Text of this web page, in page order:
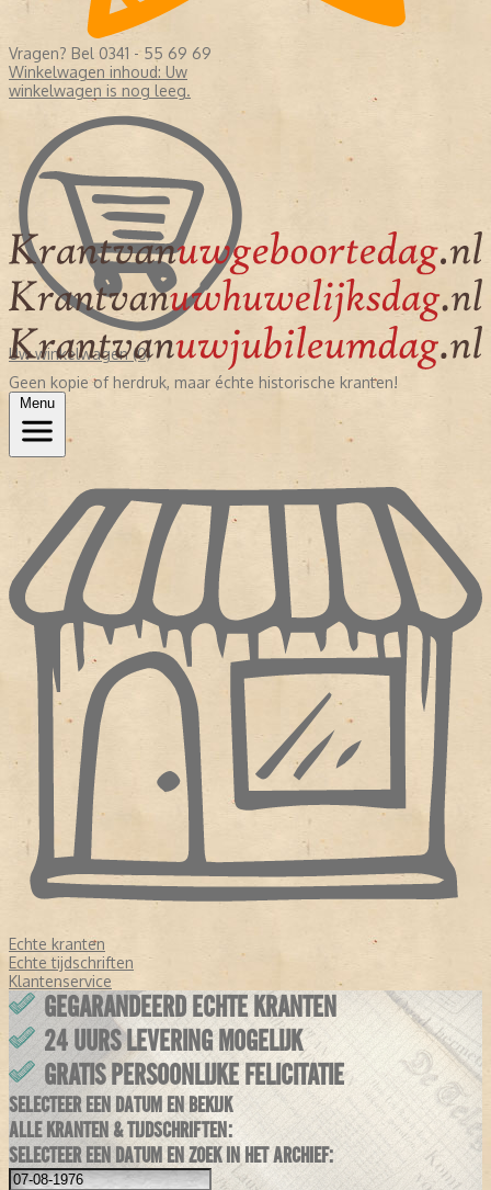
Vragen? Bel 0341 - 55 69 69
Winkelwagen inhoud: Uw
winkelwagen is nog leeg.
Uw winkelwagen (0)
Geen kopie of herdruk, maar échte historische kranten!
Menu
Echte kranten
Echte tijdschriften
Klantenservice
GEGARANDEERD ECHTE KRANTEN
24 UURS LEVERING MOGELIJK
GRATIS PERSOONLIJKE FELICITATIE
SELECTEER EEN DATUM EN BEKIJK
ALLE KRANTEN & TIJDSCHRIFTEN:
SELECTEER EEN DATUM EN ZOEK IN HET ARCHIEF: